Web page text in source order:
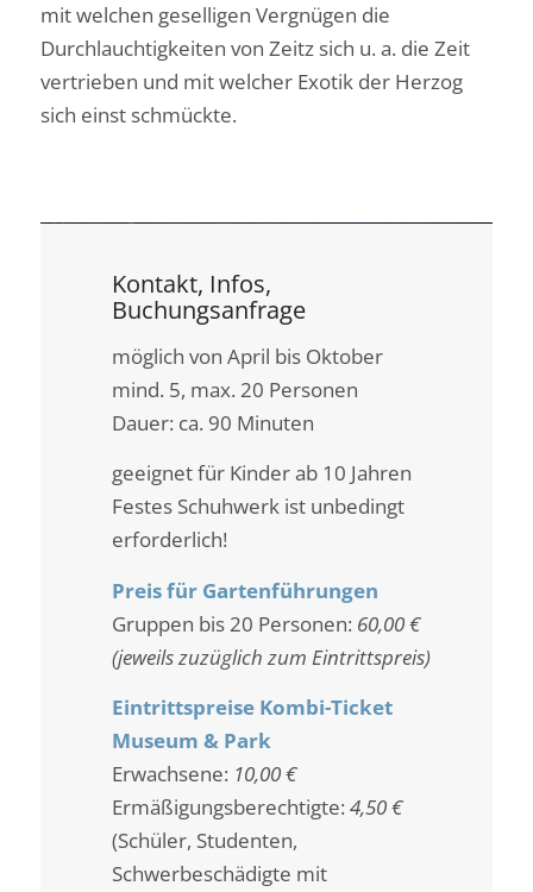
mit welchen geselligen Vergnügen die
Durchlauchtigkeiten von Zeitz sich u. a. die Zeit
vertrieben und mit welcher Exotik der Herzog
sich einst schmückte.
Kontakt, Infos,
Buchungsanfrage
möglich von April bis Oktober
mind. 5, max. 20 Personen
Dauer: ca. 90 Minuten
geeignet für Kinder ab 10 Jahren
Festes Schuhwerk ist unbedingt
erforderlich!
Preis für Gartenführungen
Gruppen bis 20 Personen: 60,00 €
(jeweils zuzüglich zum Eintrittspreis)
Eintrittspreise Kombi-Ticket
Museum & Park
Erwachsene: 10,00 €
Ermäßigungsberechtigte: 4,50 €
(Schüler, Studenten,
Schwerbeschädigte mit